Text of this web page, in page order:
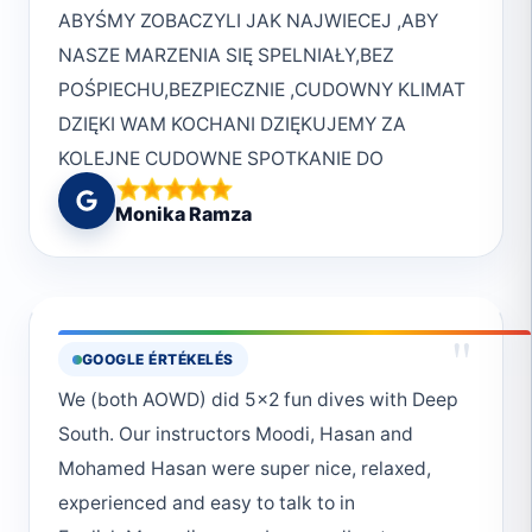
Mohamed Moustafa, Hassan Abou el enien
and Mohamed Hassan don’t want to forget
anyone but they are all amazing team Well
done and for more to come inshallah Some
photos from dive sites, under water photos
are on their super easy user friendly web site
and social media platforms
ABYŚMY ZOBACZYLI JAK NAJWIECEJ ,ABY
NASZE MARZENIA SIĘ SPELNIAŁY,BEZ
POŚPIECHU,BEZPIECZNIE ,CUDOWNY KLIMAT
DZIĘKI WAM KOCHANI DZIĘKUJEMY ZA
KOLEJNE CUDOWNE SPOTKANIE DO
ZOBQCZENIA W MARSA
Monika Ramza
GOOGLE ÉRTÉKELÉS "
We (both AOWD) did 5x2 fun dives with Deep
South. Our instructors Moodi, Hasan and
Mohamed Hasan were super nice, relaxed,
experienced and easy to talk to in